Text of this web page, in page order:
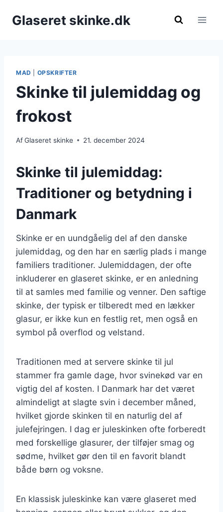
Glaseret skinke.dk
MAD OPSKRIFTER
Skinke til julemiddag og
frokost
AfGlaseret skinke 21. december 2024
Skinke til julemiddag:
Traditioner og betydning i
Danmark
Skinke er en uundgåelig del af den danske
julemiddag, og den har en særlig plads i mange
familiers traditioner. Julemiddagen, der ofte
inkluderer en glaseret skinke, er en anledning
til at samles med familie og venner. Den saftige
skinke, der typisk er tilberedt med en lækker
glasur, er ikke kun en festlig ret, men også en
symbol på overflod og velstand.
Traditionen med at servere skinke til jul
stammer fra gamle dage, hvor svinekød var en
vigtig del af kosten. I Danmark har det været
almindeligt at slagte svin i december måned,
hvilket gjorde skinken til en naturlig del af
julefejringen. I dag er juleskinken ofte forberedt
med forskellige glasurer, der tilføjer smag og
sødme, hvilket gør den til en favorit blandt
både børn og voksne.
En klassisk juleskinke kan være glaseret med